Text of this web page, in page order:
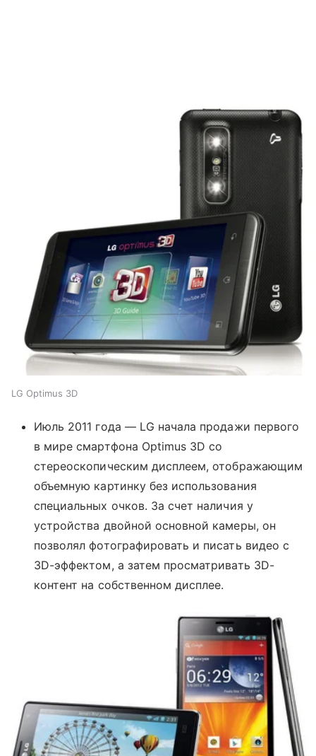
LG Optimus 3D
Июль 2011 года — LG начала продажи первого
в мире смартфона Optimus 3D со
стереоскопическим дисплеем, отображающим
объемную картинку без использования
специальных очков. За счет наличия у
устройства двойной основной камеры, он
позволял фотографировать и писать видео с
3D-эффектом, а затем просматривать 3D-
контент на собственном дисплее.